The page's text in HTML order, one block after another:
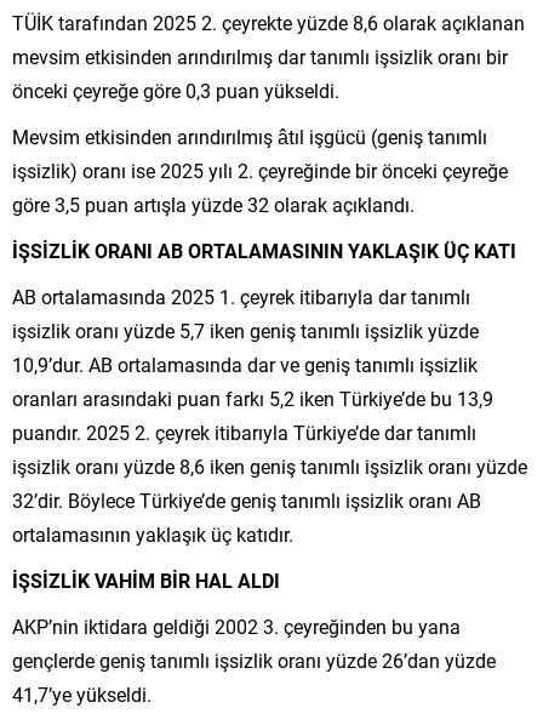
TÜİK tarafından 2025 2. çeyrekte yüzde 8,6 olarak açıklanan
mevsim etkisinden arındırılmış dar tanımlı işsizlik oranı bir
önceki çeyreğe göre 0,3 puan yükseldi.
Mevsim etkisinden arındırılmış âtıl işgücü (geniş tanımlı
işsizlik) oranı ise 2025 yılı 2. çeyreğinde bir önceki çeyreğe
göre 3,5 puan artışla yüzde 32 olarak açıklandı.
İŞSİZLİK ORANI AB ORTALAMASININ YAKLAŞIK ÜÇ KATI
AB ortalamasında 2025 1. çeyrek itibarıyla dar tanımlı
işsizlik oranı yüzde 5,7 iken geniş tanımlı işsizlik yüzde
10,9’dur. AB ortalamasında dar ve geniş tanımlı işsizlik
oranları arasındaki puan farkı 5,2 iken Türkiye’de bu 13,9
puandır. 2025 2. çeyrek itibarıyla Türkiye’de dar tanımlı
işsizlik oranı yüzde 8,6 iken geniş tanımlı işsizlik oranı yüzde
32’dir. Böylece Türkiye’de geniş tanımlı işsizlik oranı AB
ortalamasının yaklaşık üç katıdır.
İŞSİZLİK VAHİM BİR HAL ALDI
AKP’nin iktidara geldiği 2002 3. çeyreğinden bu yana
gençlerde geniş tanımlı işsizlik oranı yüzde 26’dan yüzde
41,7’ye yükseldi.